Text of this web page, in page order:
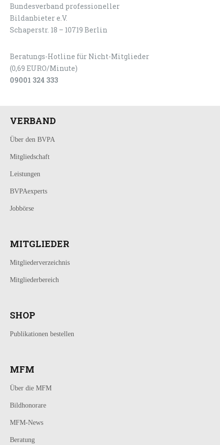
Bundesverband professioneller
Bildanbieter e.V.
Schaperstr. 18 – 10719 Berlin
Beratungs-Hotline für Nicht-Mitglieder
(0,69 EURO/Minute)
09001 324 333
VERBAND
Über den BVPA
Mitgliedschaft
Leistungen
BVPAexperts
Jobbörse
MITGLIEDER
Mitgliederverzeichnis
Mitgliederbereich
SHOP
Publikationen bestellen
MFM
Über die MFM
Bildhonorare
MFM-News
Beratung